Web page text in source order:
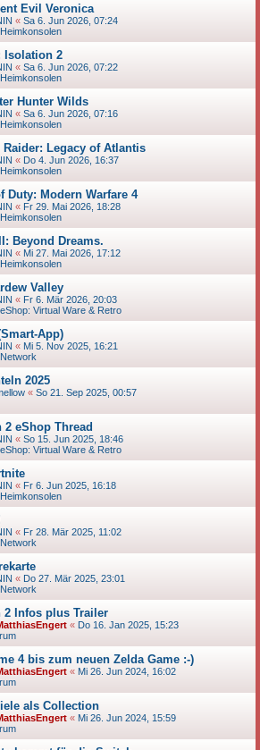
Evil Veronica
« Sa 6. Jun 2026, 07:24
Isolation 2
« Sa 6. Jun 2026, 07:22
Hunter Wilds
« Sa 6. Jun 2026, 07:16
Legacy of Atlantis
« Do 4. Jun 2026, 16:37
Duty: Modern Warfare 4
« Fr 29. Mai 2026, 18:28
Beyond Dreams.
« Mi 27. Mai 2026, 17:12
Valley
« Fr 6. Mär 2026, 20:03
Virtual Ware & Retro
App)
« Mi 5. Nov 2025, 16:21
2025
« So 21. Sep 2025, 00:57
eShop Thread
« So 15. Jun 2025, 18:46
Virtual Ware & Retro
« Fr 6. Jun 2025, 16:18
« Fr 28. Mär 2025, 11:02
« Do 27. Mär 2025, 23:01
Infos plus Trailer
« Do 16. Jan 2025, 15:23
4 bis zum neuen Zelda Game :-)
« Mi 26. Jun 2024, 16:02
als Collection
« Mi 26. Jun 2024, 15:59